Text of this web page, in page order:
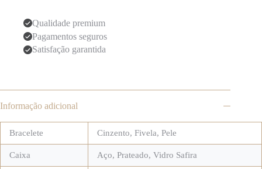
Qualidade premium
Pagamentos seguros
Satisfação garantida
Informação adicional
Bracelete Cinzento, Fivela, Pele
Caixa Aço, Prateado, Vidro Safira